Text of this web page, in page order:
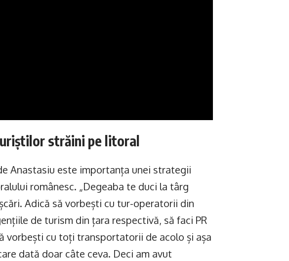
străini pe litoral
Anastasiu este importanța unei strategii
românesc. „Degeaba te duci la târg
Adică să vorbești cu tur-operatorii din
de turism din țara respectivă, să faci PR
vorbești cu toți transportatorii de acolo și așa
dată doar câte ceva. Deci am avut